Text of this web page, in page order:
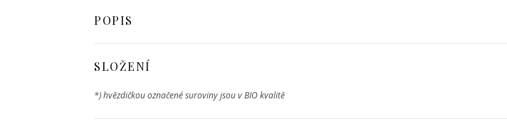
POPIS
SLOŽENÍ
*) hvězdičkou označené suroviny jsou v BIO kvalitě